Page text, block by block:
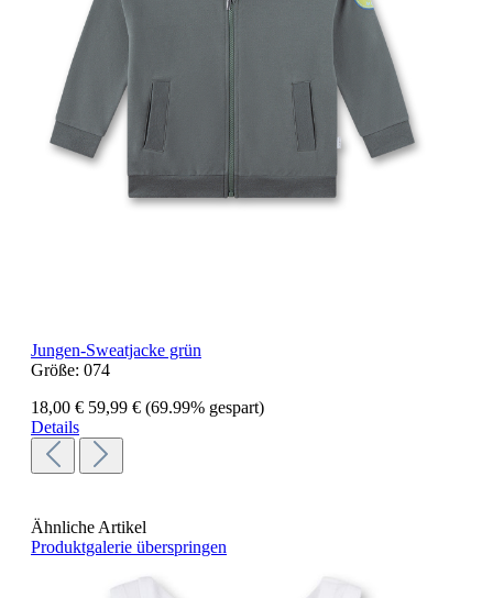
Jungen-Sweatjacke grün
Größe: 074
18,00 € 59,99 € (69.99% gespart)
Details
Ähnliche Artikel
Produktgalerie überspringen